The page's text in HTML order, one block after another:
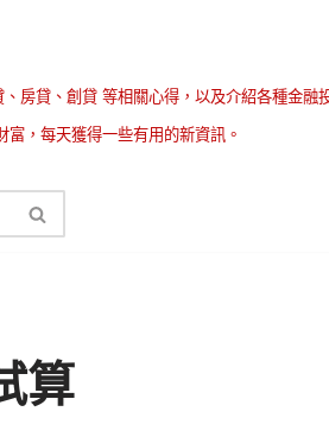
房貸、創貸 等相關心得，以及介紹各種金
，每天獲得一些有用的新資訊。
算